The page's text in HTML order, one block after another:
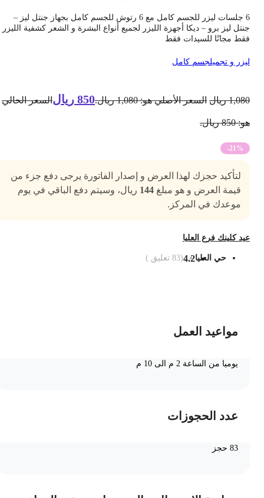
6 جلسات ليزر للجسم كامل مع 6 رتوش للجسم كامل بجهاز جنتل ليز –
ليز برو – ديكا أجهزة الليزر لجميع أنواع البشرة و الشعر كشفية الليزر
مجانًا للسيدات فقط
و تجميلجسم كامل
ريال السعر الأصلي هو: 1,080 ريال. 850 ريال السعر الحالي
-21%
لتأكيد حجزك لهذا العرض و إصدار الفاتورة يرجى دفع جزء من
قيمة العرض و هو مبلغ144 ريال، وسيتم دفع الباقي في يوم
موعدك في المركز.
كلينك فرع العليا
حي العليا 4.2
(
83تعليق )
مواعيد العمل
يوميا من الساعة 2 م الى 10 م
عدد الحجوزات